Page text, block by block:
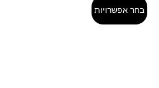
בחר אפשרויות